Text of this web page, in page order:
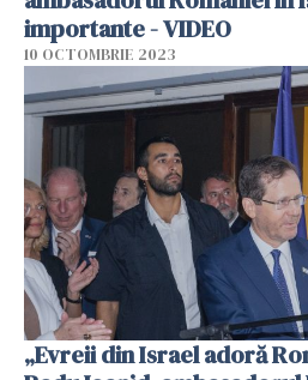
importante - VIDEO
10 OCTOMBRIE 2023
„Evreii din Israel adoră